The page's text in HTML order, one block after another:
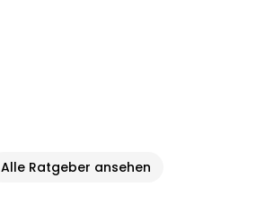
Alle Ratgeber ansehen